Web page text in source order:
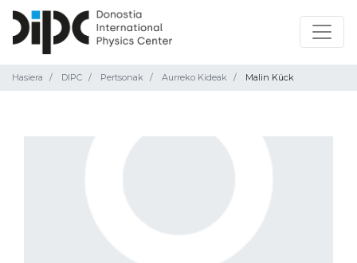
Hasiera DIPC Pertsonak Aurreko Kideak Malin Kück